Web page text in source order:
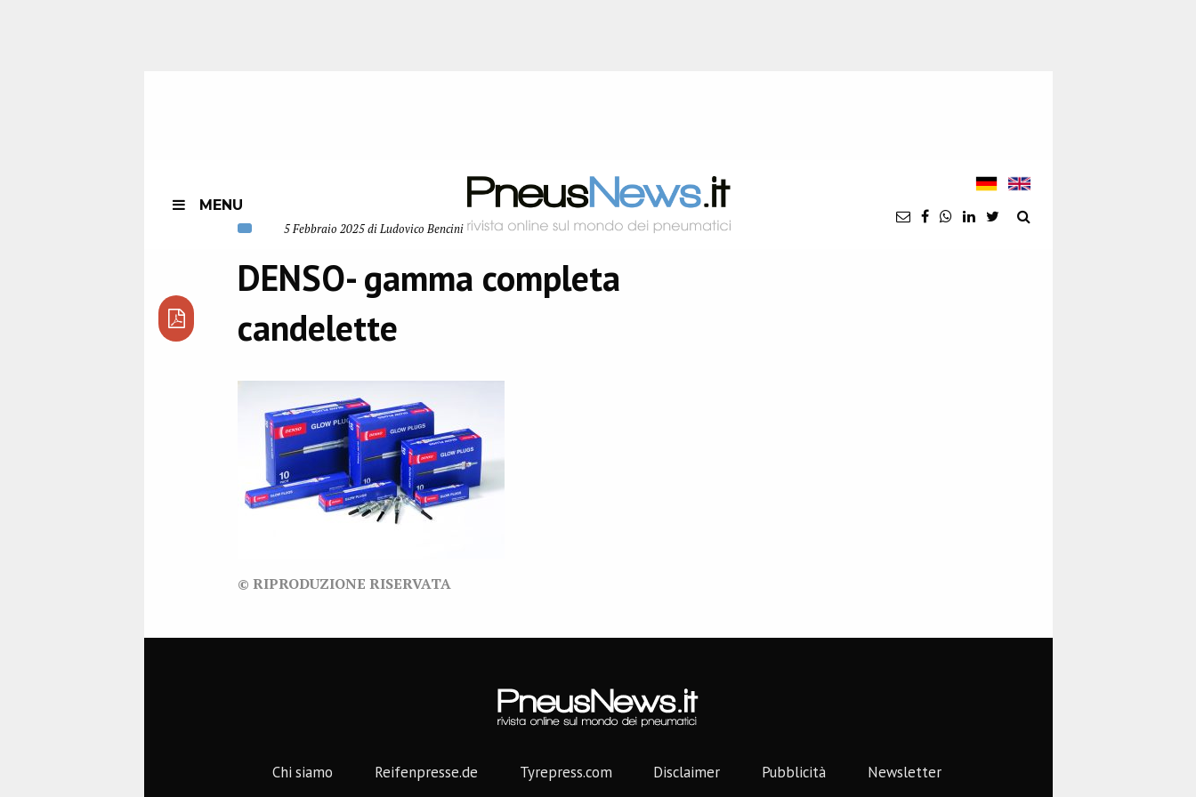
MENU
5 Febbraio 2025 di Ludovico Bencini
DENSO- gamma completa
candelette
© RIPRODUZIONE RISERVATA
Chi siamo Reifenpresse.de Tyrepress.com Disclaimer Pubblicità Newsletter